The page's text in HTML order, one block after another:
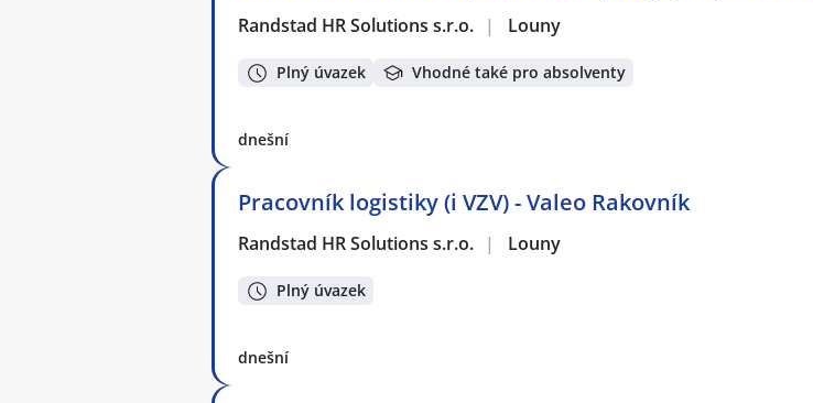
Randstad HR Solutions s.r.o. | Louny
Plný úvazek Vhodné také pro absolventy
dnešní
Pracovník logistiky (i VZV) - Valeo Rakovník
Randstad HR Solutions s.r.o. | Louny
Plný úvazek
dnešní